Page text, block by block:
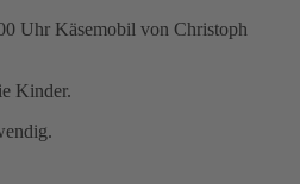
Uhr Käsemobil von Christoph
Kinder.